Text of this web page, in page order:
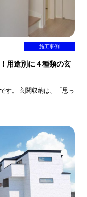
施工事例
用途別に４種類の玄
す。 玄関収納は、「思っ